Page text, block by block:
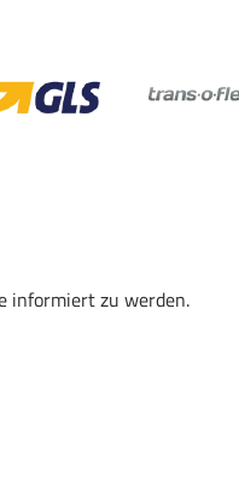
informiert zu werden.